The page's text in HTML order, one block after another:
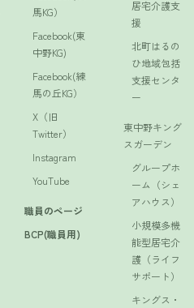
馬KG）
Facebook(東
中野KG)
Facebook(練
馬の丘KG）
X（旧
Twitter）
Instagram
YouTube
職員のページ
BCP(職員用)
居宅介護支
援
北町はるの
ひ地域包括
支援センタ
ー
東中野キング
スガーデン
グループホ
ーム（シェ
アハウス）
小規模多機
能型居宅介
護（ライフ
サポート）
キングス・